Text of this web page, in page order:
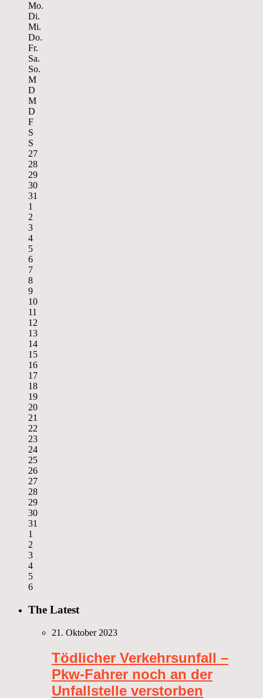
Mo.
Di.
Mi.
Do.
Fr.
Sa.
So.
M
D
M
D
F
S
S
27
28
29
30
31
1
2
3
4
5
6
7
8
9
10
11
12
13
14
15
16
17
18
19
20
21
22
23
24
25
26
27
28
29
30
31
1
2
3
4
5
6
The Latest
21. Oktober 2023
Tödlicher Verkehrsunfall –
Pkw-Fahrer noch an der
Unfallstelle verstorben